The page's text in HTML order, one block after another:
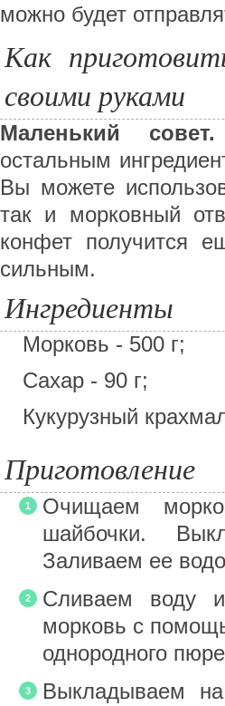
можно будет
Как
своими руками
Маленький совет.
остальным
Вы можете
так и морковный
конфет получится
сильным.
Ингредиенты
Морковь - 500 г;
Сахар - 90 г;
Кукурузный
Приготовление
Очищаем
шайбочки.
Заливаем ее
Сливаем воду
морковь с
однородного
Выкладываем